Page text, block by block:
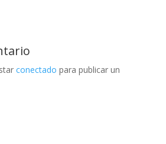
conectado para publicar un